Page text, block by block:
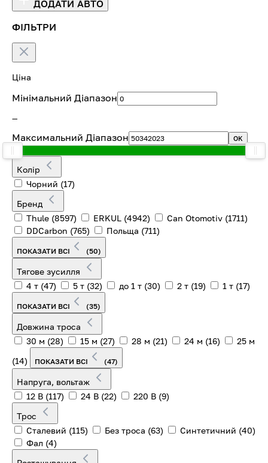
ДОДАТИ АВТО
ФІЛЬТРИ
Ціна
Мінімальний Діапазон
—
Максимальний Діапазон OK
Колір
Чорний (17)
Бренд
Thule (8597) ERKUL (4942) Can Otomotiv (1711)
DDCarbon (765) Польща (711)
ПОКАЗАТИ ВСІ (50)
Тягове зусилля
4 т (47) 5 т (32) до 1 т (30) 2 т (19) 1 т (17)
ПОКАЗАТИ ВСІ (35)
Довжина троса
30 м (28) 15 м (27) 28 м (21) 24 м (16)
25 м
(14)
ПОКАЗАТИ ВСІ (47)
Напруга, вольтаж
12 В (117) 24 В (22) 220 В (9)
Трос
Сталевий (115) Без троса (63) Синтетичний (40)
Фал (4)